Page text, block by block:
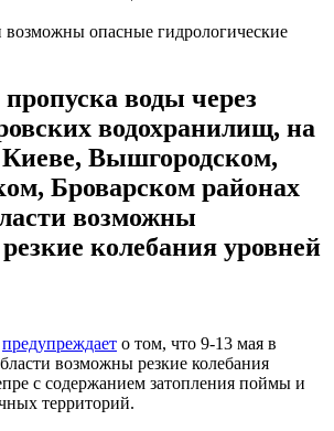
возможны опасные гидрологические
пропуска воды через
водохранилищ, на
Вышгородском,
Броварском районах
возможны
колебания уровней
предупреждает о том, что 9-13 мая в
возможны резкие колебания
с содержанием затопления поймы и
территорий.